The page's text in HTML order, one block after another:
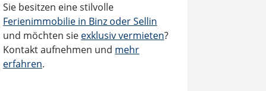
Sie besitzen eine stilvolle
Ferienimmobilie in Binz oder Sellin
und möchten sie exklusiv vermieten?
Kontakt aufnehmen und mehr
erfahren.